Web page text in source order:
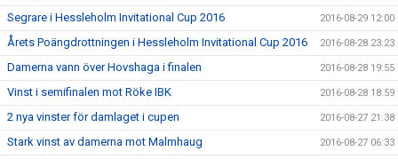
Segrare i Hessleholm Invitational Cup 2016 2016-08-29 12:00
Årets Poängdrottningen i Hessleholm Invitational Cup 2016 2016-08-28 23:23
Damerna vann över Hovshaga i finalen 2016-08-28 19:55
Vinst i semifinalen mot Röke IBK 2016-08-28 18:59
2 nya vinster för damlaget i cupen 2016-08-27 21:38
Stark vinst av damerna mot Malmhaug 2016-08-27 06:33